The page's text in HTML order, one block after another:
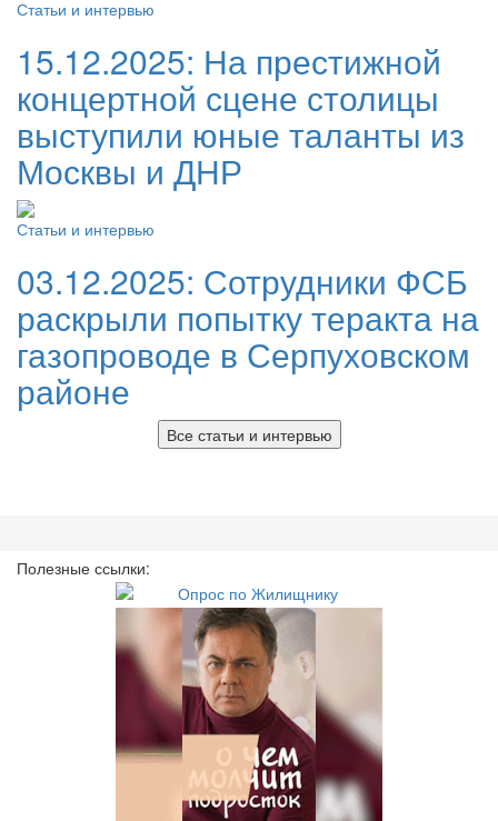
Статьи и интервью
15.12.2025: На престижной
концертной сцене столицы
выступили юные таланты из
Москвы и ДНР
Статьи и интервью
03.12.2025: Сотрудники ФСБ
раскрыли попытку теракта на
газопроводе в Серпуховском
районе
Все статьи и интервью
Полезные ссылки: